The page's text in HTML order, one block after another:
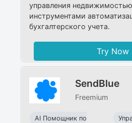
управления
инструментами
бухгалтерского учета.
Try Now
SendBlue
Freemium
AI Помощник по